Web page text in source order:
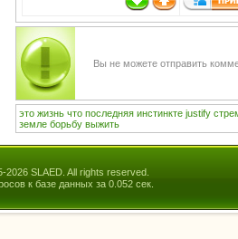
Вы не можете отправить
это жизнь что последняя инстинкте justify
земле борьбу выжить
2026 SLAED. All rights reserved.
к базе данных за 0.052 сек.